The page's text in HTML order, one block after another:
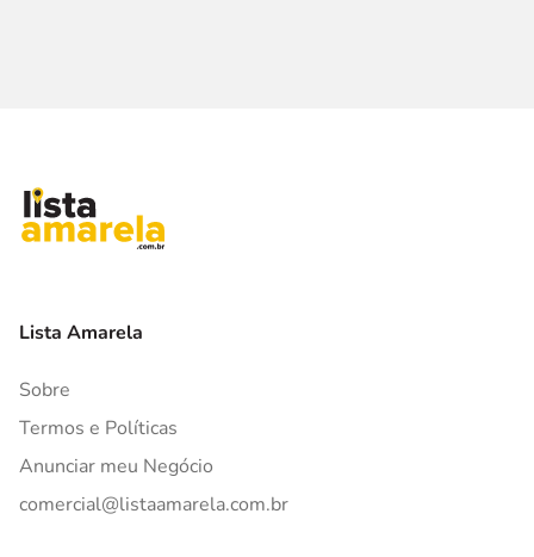
Lista Amarela
Sobre
Termos e Políticas
Anunciar meu Negócio
comercial@listaamarela.com.br